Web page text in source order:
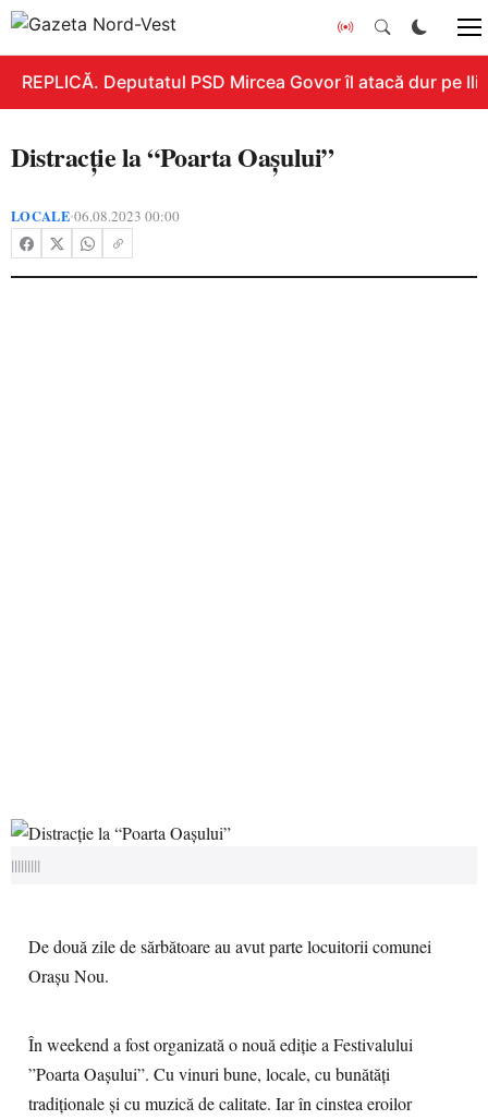
REPLICĂ. Deputatul PSD Mircea Govor îl atacă dur pe
Distracție la “Poarta Oașului”
LOCALE•06.08.2023 00:00
|||||||||
De două zile de sărbătoare au avut parte locuitorii comunei
Orașu Nou.
În weekend a fost organizată o nouă ediție a Festivalului
”Poarta Oașului”. Cu vinuri bune, locale, cu bunătăți
tradiționale și cu muzică de calitate. Iar în cinstea eroilor